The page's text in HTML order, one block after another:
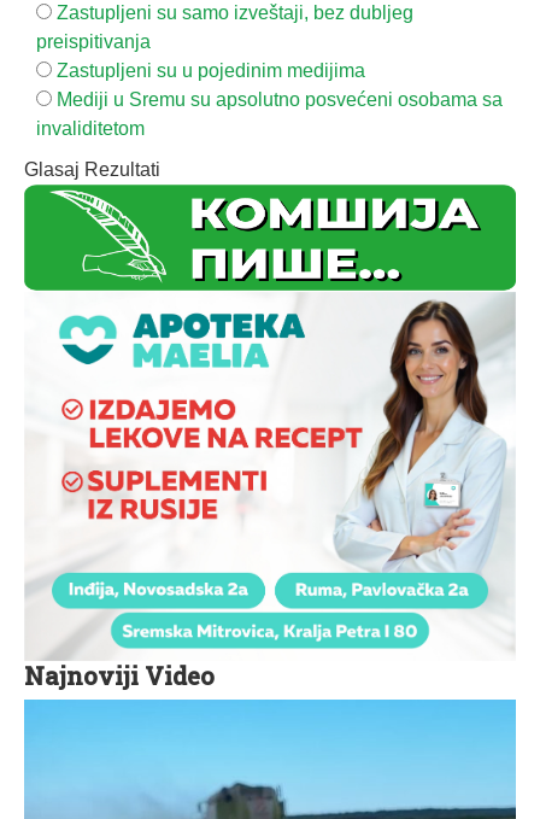
Zastupljeni su samo izveštaji, bez dubljeg
preispitivanja
Zastupljeni su u pojedinim medijima
Mediji u Sremu su apsolutno posvećeni osobama sa
invaliditetom
Glasaj Rezultati
Najnoviji Video